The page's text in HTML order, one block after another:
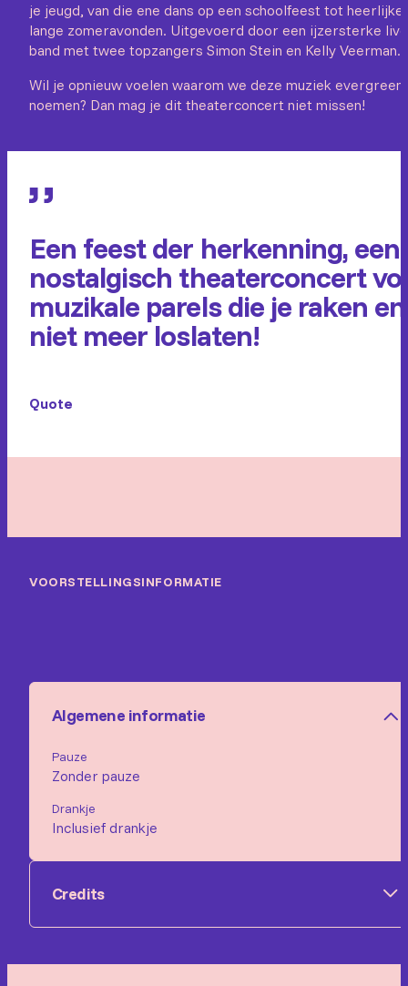
je jeugd, van die ene dans op een schoolfeest tot heerlijke,
lange zomeravonden. Uitgevoerd door een ijzersterke live
band met twee topzangers Simon Stein en Kelly Veerman.
Wil je opnieuw voelen waarom we deze muziek
noemen? Dan mag je dit theaterconcert niet missen!
Een feest der herkenning, een
nostalgisch theaterconcert vol
muzikale parels die je raken en
niet meer loslaten!
Quote
VOORSTELLINGSINFORMATIE
Algemene informatie
Pauze
Zonder pauze
Drankje
Inclusief drankje
Credits
Muzikanten:Simon Stein, Kelly Veerman, Marco